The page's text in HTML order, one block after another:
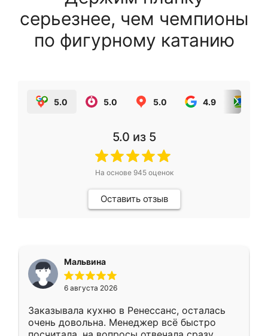
серьезнее, чем чемпионы
по фигурному катанию
5.0 5.0 5.0 4.9
5.0 из 5
На основе 945оценок
Оставить отзыв
Мальвина
6 августа 2026
Заказывала кухню в Ренессанс, осталась
очень довольна. Менеджер всё быстро